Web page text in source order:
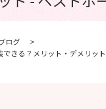
ログ
できる？メリット・デメリッ